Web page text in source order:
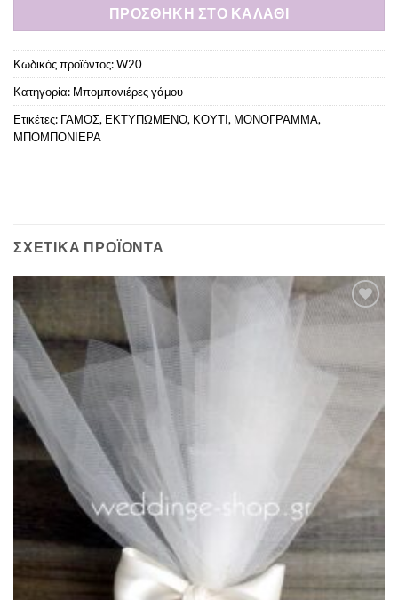
ΠΡΟΣΘΉΚΗ ΣΤΟ ΚΑΛΆΘΙ
Κωδικός προϊόντος:W20
Κατηγορία: Μπομπονιέρες γάμου
Ετικέτες: ΓΑΜΟΣ, ΕΚΤΥΠΩΜΕΝΟ, ΚΟΥΤΙ, ΜΟΝΟΓΡΑΜΜΑ,
ΜΠΟΜΠΟΝΙΕΡΑ
ΣΧΕΤΙΚΆ ΠΡΟΪΌΝΤΑ
Πρόσθήκη